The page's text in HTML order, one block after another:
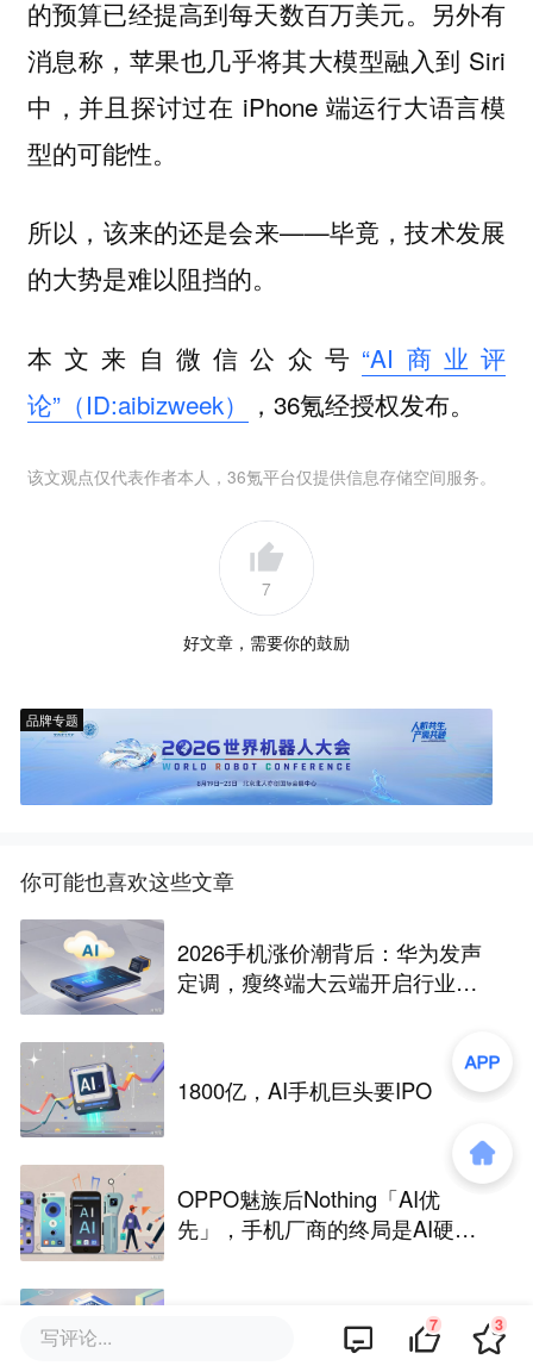
的预算已经提高到每天数百万美元。另外有
消息称，苹果也几乎将其大模型融入到 Siri
中，并且探讨过在 iPhone 端运行大语言模
型的可能性。
所以，该来的还是会来——毕竟，技术发展
的大势是难以阻挡的。
本文来自微信公众号 “AI商业评
论”（ID:aibizweek）
，36氪经授权发布。
该文观点仅代表作者本人，36氪平台仅提供信息存储空间服务。
7
好文章，需要你的鼓励
品牌专题
你可能也喜欢这些文章
2026手机涨价潮背后：华为发声
定调，瘦终端大云端开启行业革
1800亿，AI手机巨头要IPO
OPPO魅族后Nothing「AI优
先」，手机厂商的终局是AI硬
三星中国，再退一步
写评论... 7 3